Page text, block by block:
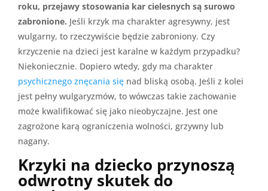
roku, przejawy stosowania kar cielesnych są surowo
zabronione. Jeśli krzyk ma charakter agresywny, jest
wulgarny, to rzeczywiście będzie zabroniony. Czy
krzyczenie na dzieci jest karalne w każdym przypadku?
Niekoniecznie. Dopiero wtedy, gdy ma charakter
psychicznego znęcania się nad bliską osobą. Jeśli z kolei
jest pełny wulgaryzmów, to wówczas takie zachowanie
może kwalifikować się jako nieobyczajne. Jest one
zagrożone karą ograniczenia wolności, grzywny lub
nagany.
Krzyki na dziecko przynoszą
odwrotny skutek do